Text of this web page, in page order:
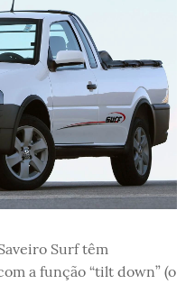
Surf têm
a função “tilt down” (o